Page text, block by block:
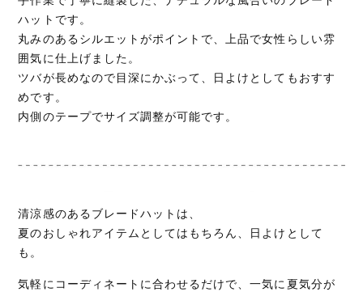
ハットです。
丸みのあるシルエットがポイントで、上品で女性らしい雰
囲気に仕上げました。
ツバが長めなので目深にかぶって、日よけとしてもおすす
めです。
内側のテープでサイズ調整が可能です。
清涼感のあるブレードハットは、
夏のおしゃれアイテムとしてはもちろん、日よけとして
も。
気軽にコーディネートに合わせるだけで、一気に夏気分が